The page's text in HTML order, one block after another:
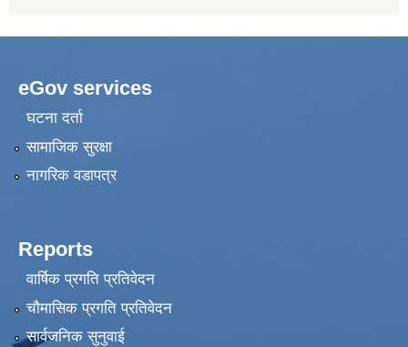
eGov services
घटना दर्ता
सामाजिक सुरक्षा
नागरिक वडापत्र
Reports
वार्षिक प्रगति प्रतिवेदन
चौमासिक प्रगति प्रतिवेदन
सार्वजनिक सुनुवाई